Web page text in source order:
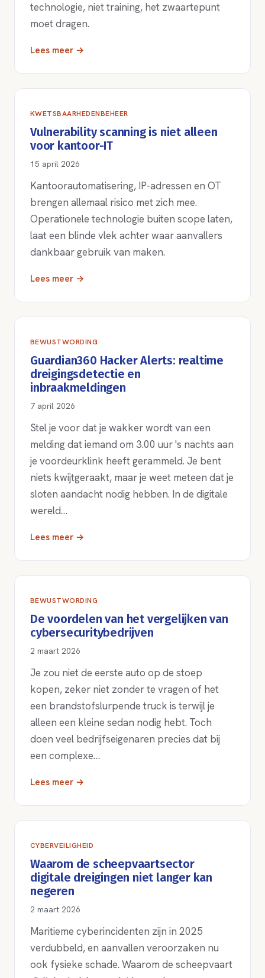
technologie, niet training, het zwaartepunt
moet dragen.
Lees meer →
KWETSBAARHEDENBEHEER
Vulnerability scanning is niet alleen
voor kantoor-IT
15 april 2026
Kantoorautomatisering, IP-adressen en OT
brengen allemaal risico met zich mee.
Operationele technologie buiten scope laten,
laat een blinde vlek achter waar aanvallers
dankbaar gebruik van maken.
Lees meer →
BEWUSTWORDING
Guardian360 Hacker Alerts: realtime
dreigingsdetectie en
inbraakmeldingen
7 april 2026
Stel je voor dat je wakker wordt van een
melding dat iemand om 3.00 uur 's nachts aan
je voordeurklink heeft gerammeld. Je bent
niets kwijtgeraakt, maar je weet meteen dat je
sloten aandacht nodig hebben. In de digitale
wereld…
Lees meer →
BEWUSTWORDING
De voordelen van het vergelijken van
cybersecuritybedrijven
2 maart 2026
Je zou niet de eerste auto op de stoep
kopen, zeker niet zonder te vragen of het
een brandstofslurpende truck is terwijl je
alleen een kleine sedan nodig hebt. Toch
doen veel bedrijfseigenaren precies dat bij
een complexe…
Lees meer →
CYBERVEILIGHEID
Waarom de scheepvaartsector
digitale dreigingen niet langer kan
negeren
2 maart 2026
Maritieme cyberincidenten zijn in 2025
verdubbeld, en aanvallen veroorzaken nu
ook fysieke schade. Waarom de scheepvaart